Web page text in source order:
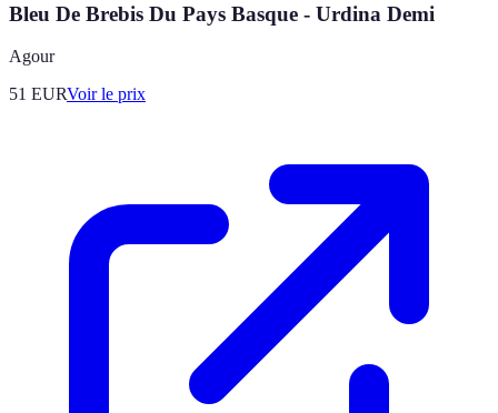
Bleu De Brebis Du Pays Basque - Urdina Demi
Agour
51 EURVoir le prix